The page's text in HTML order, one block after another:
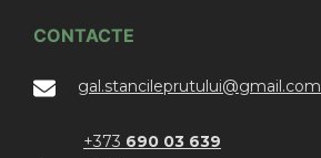
CONTACTE
gal.stancileprutului@gmail.com
+373 690 03 639